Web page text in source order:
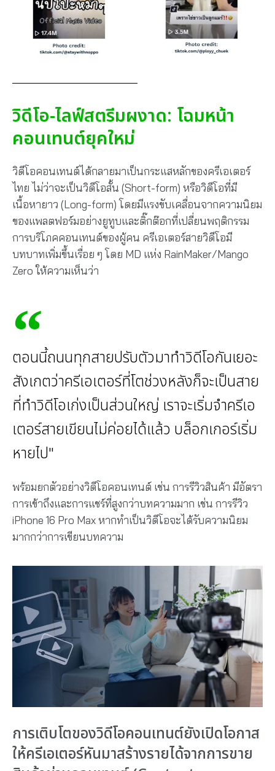
วิดีโอ-ไลฟ์สตรีมผงาด: โฉมหน้า
คอนเทนต์ยุคใหม่
วิดีโอคอนเทนต์ได้กลายมาเป็นกระแสหลักของครีเอเตอร์
ไทย ไม่ว่าจะเป็นวิดีโอสั้น (Short-form) หรือวิดีโอที่มี
เนื้อหายาว (Long-form) โดยมีแรงขับเคลื่อนจากความนิยม
ของแพลตฟอร์มอย่างยูทูบและติ๊กต๊อกที่เปลี่ยนพฤติกรรม
การบริโภคคอนเทนต์ของผู้คน ครีเอเตอร์สายวิดีโอมี
บทบาทเพิ่มขึ้นเรื่อย ๆ โดย MD แห่ง RainMaker/Mango
Zero ให้ความเห็นว่า
ตอนนี้ถนนทุกสายปรับตัวมาทำวิดีโอกันเยอะ
สังเกตว่าครีเอเตอร์ที่โตช่วงหลังก็จะเป็นสาย
ที่ทำวิดีโอเก่งเป็นส่วนใหญ่ เราจะเริ่มจำครีเอ
เตอร์สายเขียนไม่ค่อยได้แล้ว บล็อกเกอร์เริ่ม
หายไป"
พร้อมยกตัวอย่างวิดีโอคอนเทนต์ เช่น การรีวิวสินค้า มีอัตรา
การเข้าถึงและการแชร์ที่สูงกว่าบทความมาก เช่น การรีวิว
iPhone 16 Pro Max หากทำเป็นวิดีโอจะได้รับความนิยม
มากกว่าการเขียนบทความ
การเติบโตของวิดีโอคอนเทนต์ยังเปิดโอกาส
ให้ครีเอเตอร์หันมาสร้างรายได้จากการขาย